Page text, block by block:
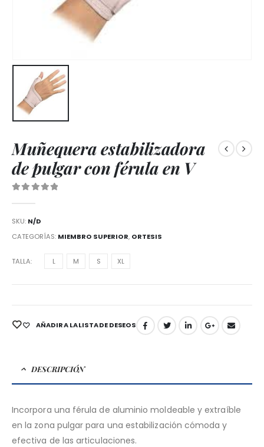
Muñequera estabilizadora
de pulgar con férula en V
SKU: N/D
CATEGORÍAS: MIEMBRO SUPERIOR, ORTESIS
TALLA L M S XL
AÑADIR A LA LISTA DE DESEOS
DESCRIPCIÓN
Incorpora una férula de aluminio moldeable y extraíble
en la zona pulgar para una estabilización cómoda y
efectiva de las articulaciones.